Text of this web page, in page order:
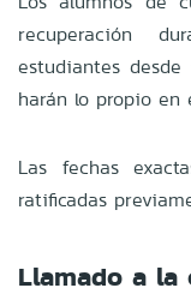
recuperación
estudiantes
harán lo propio en
Las fechas
ratificadas
Llamado a la